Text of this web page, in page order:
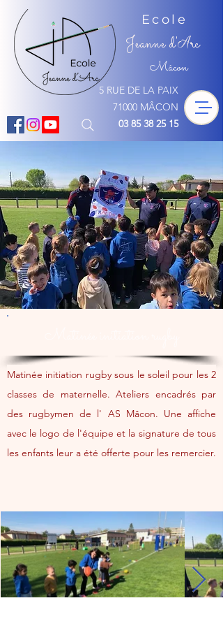
5 RUE DE LA PAIX
71000 MÂCON
03 85 38 25 15
Ecole
Jeanne d'Arc
Mâcon
Matinée initiation rugby sous le soleil pour les 2
classes de maternelle. Ateliers encadrés par
des rugbymen de l' AS Mâcon. Une affiche
avec le logo de l'équipe et la signature de tous
les enfants leur a été offerte pour les remercier.